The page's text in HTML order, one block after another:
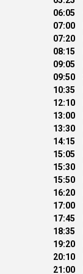
06:05
07:00
07:20
08:15
09:05
09:50
10:35
12:10
13:00
13:30
14:15
15:05
15:30
15:50
16:20
17:00
17:45
18:35
19:20
20:10
21:00